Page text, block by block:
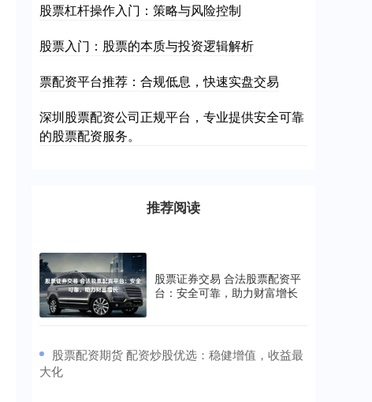
股票杠杆操作入门：策略与风险控制
股票入门：股票的本质与投资逻辑解析
票配资平台推荐：合规低息，快速实盘交易
深圳股票配资公司正规平台，专业提供安全可靠
的股票配资服务。
推荐阅读
股票证券交易 合法股票配资平
台：安全可靠，助力财富增长
​股票配资期货 配资炒股优选：稳健增值，收益最
大化